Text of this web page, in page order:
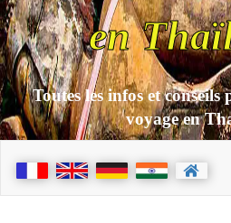
en
Toutes les infos et
voyage en